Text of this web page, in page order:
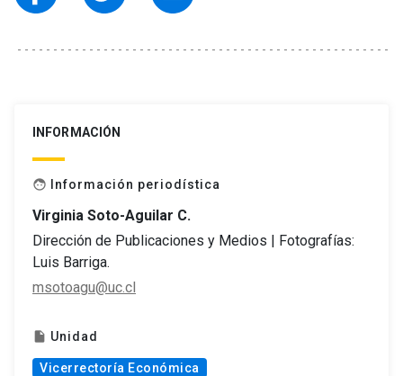
INFORMACIÓN
face Información periodística
Virginia Soto-Aguilar C.
Dirección de Publicaciones y Medios | Fotografías:
Luis Barriga.
msotoagu@uc.cl
insert_drive_file Unidad
Vicerrectoría Económica